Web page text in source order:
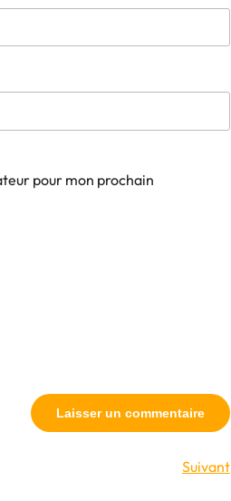
pour mon prochain
Article
Suivant